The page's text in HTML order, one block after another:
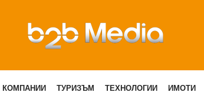
КОМПАНИИ ТУРИЗЪМ ТЕХНОЛОГИИ ИМОТИ